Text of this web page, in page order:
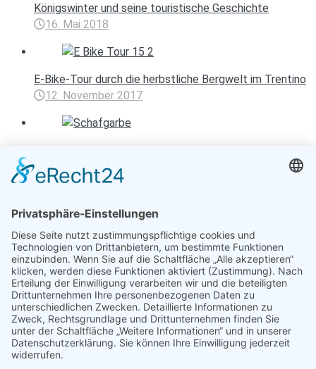
Königswinter und seine touristische Geschichte
16. Mai 2018
E-Bike-Tour durch die herbstliche Bergwelt im Trentino
12. November 2017
27. November 2014
Urlaub zum Bestpreis
Früheste Anreise: